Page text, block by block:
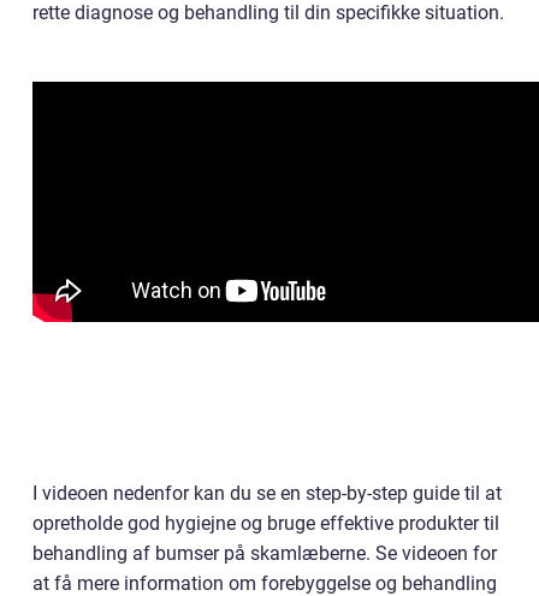
rette diagnose og behandling til din specifikke situation.
I videoen nedenfor kan du se en step-by-step guide til at
opretholde god hygiejne og bruge effektive produkter til
behandling af bumser på skamlæberne. Se videoen for
at få mere information om forebyggelse og behandling